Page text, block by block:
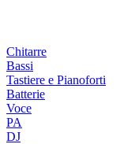
Chitarre
Bassi
Tastiere e Pianoforti
Batterie
Voce
PA
DJ